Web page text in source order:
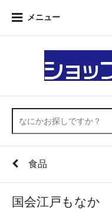
メニュー
食品
国会江戸もなか